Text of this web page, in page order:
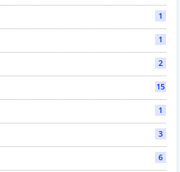
1
1
2
15
1
3
6